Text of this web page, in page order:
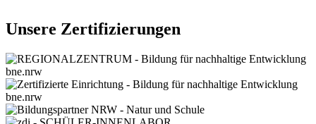
Unsere Zertifizierungen